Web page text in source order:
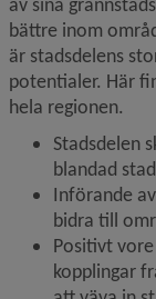
bättre inom
är stadsdelens
potentialer. Här
hela regionen.
Stadsdelen
blandad
Införande
bidra till
Positivt
kopplingar